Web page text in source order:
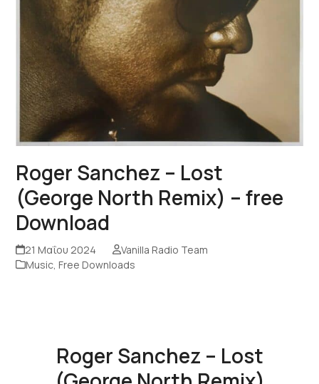
Roger Sanchez – Lost
(George North Remix) – free
Download
21 Μαΐου 2024
Vanilla Radio Team
Music Free Downloads
Roger Sanchez – Lost